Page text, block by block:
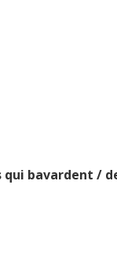
qui bavardent /